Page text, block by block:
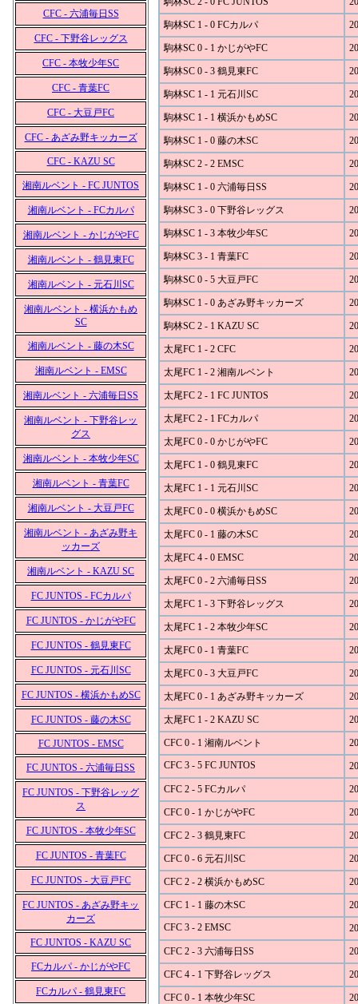
CFC - 六浦毎日SS
CFC - 下野谷レッグス
CFC - 本牧少年SC
CFC - 青葉FC
CFC - 大豆戸FC
CFC - あざみ野キッカーズ
CFC - KAZU SC
湘南ルベント - FC JUNTOS
湘南ルベント - FCカルパ
湘南ルベント - かじがやFC
湘南ルベント - 鶴見東FC
湘南ルベント - 元石川SC
湘南ルベント - 横浜かもめ
SC
湘南ルベント - 藤の木SC
湘南ルベント - EMSC
湘南ルベント - 六浦毎日SS
湘南ルベント - 下野谷レッ
グス
湘南ルベント - 本牧少年SC
湘南ルベント - 青葉FC
湘南ルベント - 大豆戸FC
湘南ルベント - あざみ野キ
ッカーズ
湘南ルベント - KAZU SC
FC JUNTOS - FCカルパ
FC JUNTOS - かじがやFC
FC JUNTOS - 鶴見東FC
FC JUNTOS - 元石川SC
FC JUNTOS - 横浜かもめSC
FC JUNTOS - 藤の木SC
FC JUNTOS - EMSC
FC JUNTOS - 六浦毎日SS
FC JUNTOS - 下野谷レッグ
ス
FC JUNTOS - 本牧少年SC
FC JUNTOS - 青葉FC
FC JUNTOS - 大豆戸FC
FC JUNTOS - あざみ野キッ
カーズ
FC JUNTOS - KAZU SC
FCカルパ - かじがやFC
FCカルパ - 鶴見東FC
駒林SC 1 - 0 FCカルパ
駒林SC 0 - 1 かじがやFC
駒林SC 0 - 3 鶴見東FC
駒林SC 1 - 1 元石川SC
駒林SC 1 - 1 横浜かもめSC
駒林SC 1 - 0 藤の木SC
駒林SC 2 - 2 EMSC
駒林SC 1 - 0 六浦毎日SS
駒林SC 3 - 0 下野谷レッグス
駒林SC 1 - 3 本牧少年SC
駒林SC 3 - 1 青葉FC
駒林SC 0 - 5 大豆戸FC
駒林SC 1 - 0 あざみ野キッカーズ
駒林SC 2 - 1 KAZU SC
太尾FC 1 - 2 CFC
太尾FC 1 - 2 湘南ルベント
太尾FC 2 - 1 FC JUNTOS
太尾FC 2 - 1 FCカルパ
太尾FC 0 - 0 かじがやFC
太尾FC 1 - 0 鶴見東FC
太尾FC 1 - 1 元石川SC
太尾FC 0 - 0 横浜かもめSC
太尾FC 0 - 1 藤の木SC
太尾FC 4 - 0 EMSC
太尾FC 0 - 2 六浦毎日SS
太尾FC 1 - 3 下野谷レッグス
太尾FC 1 - 2 本牧少年SC
太尾FC 0 - 1 青葉FC
太尾FC 0 - 3 大豆戸FC
太尾FC 0 - 1 あざみ野キッカーズ
太尾FC 1 - 2 KAZU SC
CFC 0 - 1 湘南ルベント
CFC 3 - 5 FC JUNTOS
CFC 2 - 5 FCカルパ
CFC 0 - 1 かじがやFC
CFC 2 - 3 鶴見東FC
CFC 0 - 6 元石川SC
CFC 2 - 2 横浜かもめSC
CFC 1 - 1 藤の木SC
CFC 3 - 2 EMSC
CFC 2 - 3 六浦毎日SS
CFC 4 - 1 下野谷レッグス
CFC 0 - 1 本牧少年SC